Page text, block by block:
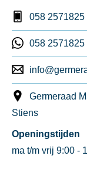
058 2571825
058 2571825
Germeraad
Stiens
Openingstijden
ma t/m vrij 9:00 -